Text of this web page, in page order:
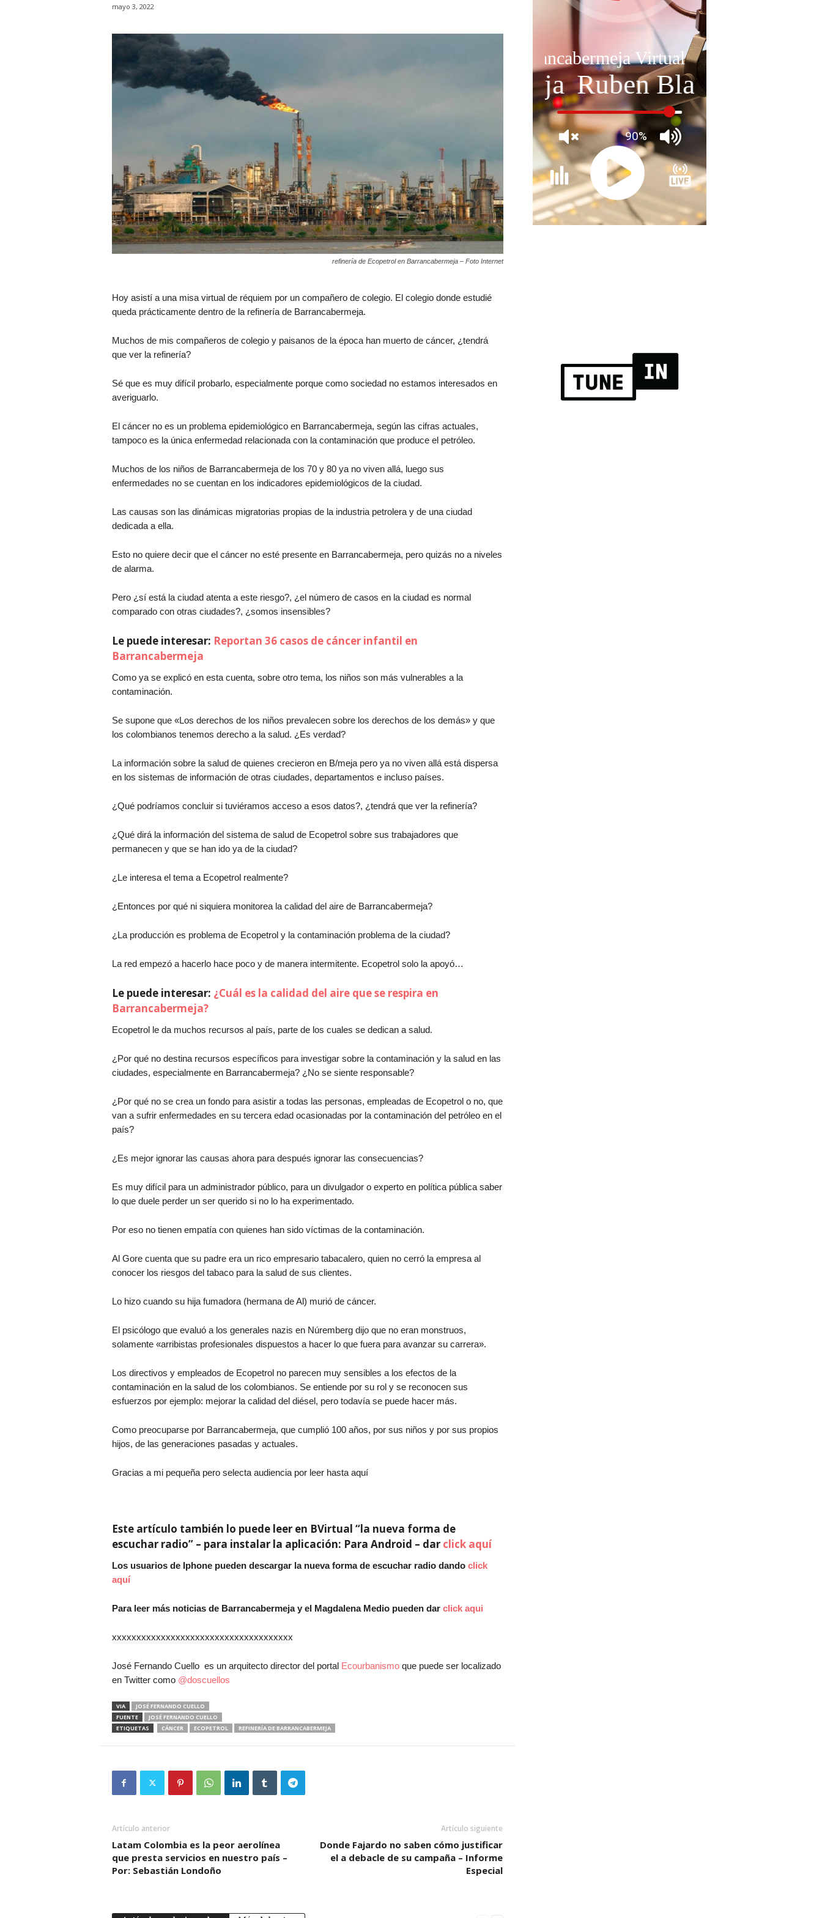
mayo 3, 2022
refinería de Ecopetrol en Barrancabermeja – Foto Internet
Hoy asistí a una misa virtual de réquiem por un compañero de colegio. El colegio donde estudié
queda prácticamente dentro de la refinería de Barrancabermeja.
Muchos de mis compañeros de colegio y paisanos de la época han muerto de cáncer, ¿tendrá
que ver la refinería?
Sé que es muy difícil probarlo, especialmente porque como sociedad no estamos interesados en
averiguarlo.
El cáncer no es un problema epidemiológico en Barrancabermeja, según las cifras actuales,
tampoco es la única enfermedad relacionada con la contaminación que produce el petróleo.
Muchos de los niños de Barrancabermeja de los 70 y 80 ya no viven allá, luego sus
enfermedades no se cuentan en los indicadores epidemiológicos de la ciudad.
Las causas son las dinámicas migratorias propias de la industria petrolera y de una ciudad
dedicada a ella.
Esto no quiere decir que el cáncer no esté presente en Barrancabermeja, pero quizás no a niveles
de alarma.
Pero ¿sí está la ciudad atenta a este riesgo?, ¿el número de casos en la ciudad es normal
comparado con otras ciudades?, ¿somos insensibles?
Le puede interesar: Reportan 36 casos de cáncer infantil en
Barrancabermeja
Como ya se explicó en esta cuenta, sobre otro tema, los niños son más vulnerables a la
contaminación.
Se supone que «Los derechos de los niños prevalecen sobre los derechos de los demás» y que
los colombianos tenemos derecho a la salud. ¿Es verdad?
La información sobre la salud de quienes crecieron en B/meja pero ya no viven allá está dispersa
en los sistemas de información de otras ciudades, departamentos e incluso países.
¿Qué podríamos concluir si tuviéramos acceso a esos datos?, ¿tendrá que ver la refinería?
¿Qué dirá la información del sistema de salud de Ecopetrol sobre sus trabajadores que
permanecen y que se han ido ya de la ciudad?
¿Le interesa el tema a Ecopetrol realmente?
¿Entonces por qué ni siquiera monitorea la calidad del aire de Barrancabermeja?
¿La producción es problema de Ecopetrol y la contaminación problema de la ciudad?
La red empezó a hacerlo hace poco y de manera intermitente. Ecopetrol solo la apoyó…
Le puede interesar: ¿Cuál es la calidad del aire que se respira en
Barrancabermeja?
Ecopetrol le da muchos recursos al país, parte de los cuales se dedican a salud.
¿Por qué no destina recursos específicos para investigar sobre la contaminación y la salud en las
ciudades, especialmente en Barrancabermeja? ¿No se siente responsable?
¿Por qué no se crea un fondo para asistir a todas las personas, empleadas de Ecopetrol o no, que
van a sufrir enfermedades en su tercera edad ocasionadas por la contaminación del petróleo en el
país?
¿Es mejor ignorar las causas ahora para después ignorar las consecuencias?
Es muy difícil para un administrador público, para un divulgador o experto en política pública saber
lo que duele perder un ser querido si no lo ha experimentado.
Por eso no tienen empatía con quienes han sido víctimas de la contaminación.
Al Gore cuenta que su padre era un rico empresario tabacalero, quien no cerró la empresa al
conocer los riesgos del tabaco para la salud de sus clientes.
Lo hizo cuando su hija fumadora (hermana de Al) murió de cáncer.
El psicólogo que evaluó a los generales nazis en Núremberg dijo que no eran monstruos,
solamente «arribistas profesionales dispuestos a hacer lo que fuera para avanzar su carrera».
Los directivos y empleados de Ecopetrol no parecen muy sensibles a los efectos de la
contaminación en la salud de los colombianos. Se entiende por su rol y se reconocen sus
esfuerzos por ejemplo: mejorar la calidad del diésel, pero todavía se puede hacer más.
Como preocuparse por Barrancabermeja, que cumplió 100 años, por sus niños y por sus propios
hijos, de las generaciones pasadas y actuales.
Gracias a mi pequeña pero selecta audiencia por leer hasta aquí
Este artículo también lo puede leer en BVirtual “la nueva forma de
escuchar radio” – para instalar la aplicación: Para Android – dar click aquí
Los usuarios de Iphone pueden descargar la nueva forma de escuchar radio dando click
aquí
Para leer más noticias de Barrancabermeja y el Magdalena Medio pueden dar click aqui
xxxxxxxxxxxxxxxxxxxxxxxxxxxxxxxxxxxxx
José Fernando Cuello es un arquitecto director del portal Ecourbanismoque puede ser localizado
en Twitter como @doscuellos
VIA
JOSÉ FERNANDO CUELLO
FUENTE
JOSÉ FERNANDO CUELLO
ETIQUETAS
CÁNCER ECOPETROL REFINERÍA DE BARRANCABERMEJA
Artículo anterior
Latam Colombia es la peor aerolínea
que presta servicios en nuestro país –
Por: Sebastián Londoño
Artículo siguiente
Donde Fajardo no saben cómo justificar
el a debacle de su campaña – Informe
Especial